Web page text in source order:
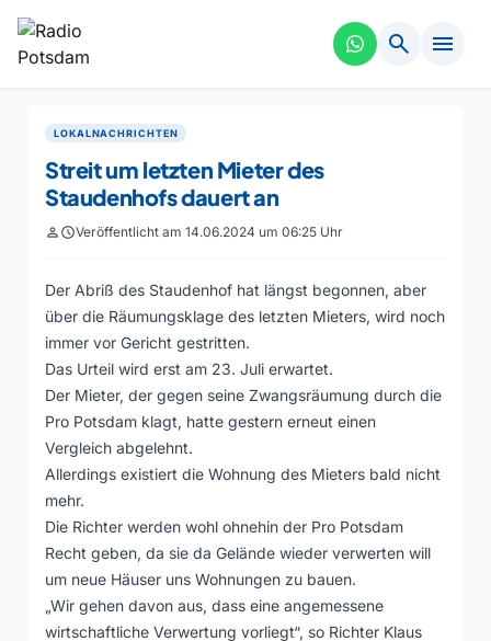
search menu
LOKALNACHRICHTEN
Streit um letzten Mieter des
Staudenhofs dauert an
personscheduleVeröffentlicht am 14.06.2024 um 06:25 Uhr
Der Abriß des Staudenhof hat längst begonnen, aber
über die Räumungsklage des letzten Mieters, wird noch
immer vor Gericht gestritten.
Das Urteil wird erst am 23. Juli erwartet.
Der Mieter, der gegen seine Zwangsräumung durch die
Pro Potsdam klagt, hatte gestern erneut einen
Vergleich abgelehnt.
Allerdings existiert die Wohnung des Mieters bald nicht
mehr.
Die Richter werden wohl ohnehin der Pro Potsdam
Recht geben, da sie da Gelände wieder verwerten will
um neue Häuser uns Wohnungen zu bauen.
„Wir gehen davon aus, dass eine angemessene
wirtschaftliche Verwertung vorliegt“, so Richter Klaus